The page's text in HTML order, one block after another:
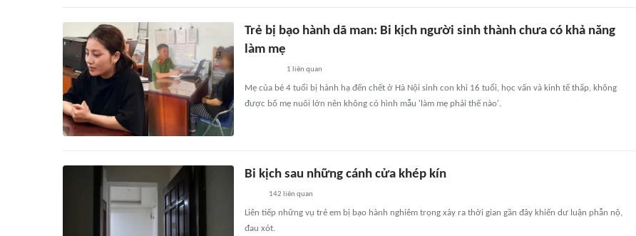
Trẻ bị bạo hành dã man: Bi kịch người sinh thành chưa có khả năng
làm mẹ
1 liên quan
Mẹ của bé 4 tuổi bị hành hạ đến chết ở Hà Nội sinh con khi 16 tuổi, học vấn và kinh tế thấp, không
được bố mẹ nuôi lớn nên không có hình mẫu 'làm mẹ phải thế nào'.
Bi kịch sau những cánh cửa khép kín
142 liên quan
Liên tiếp những vụ trẻ em bị bạo hành nghiêm trọng xảy ra thời gian gần đây khiến dư luận phẫn nộ,
đau xót.